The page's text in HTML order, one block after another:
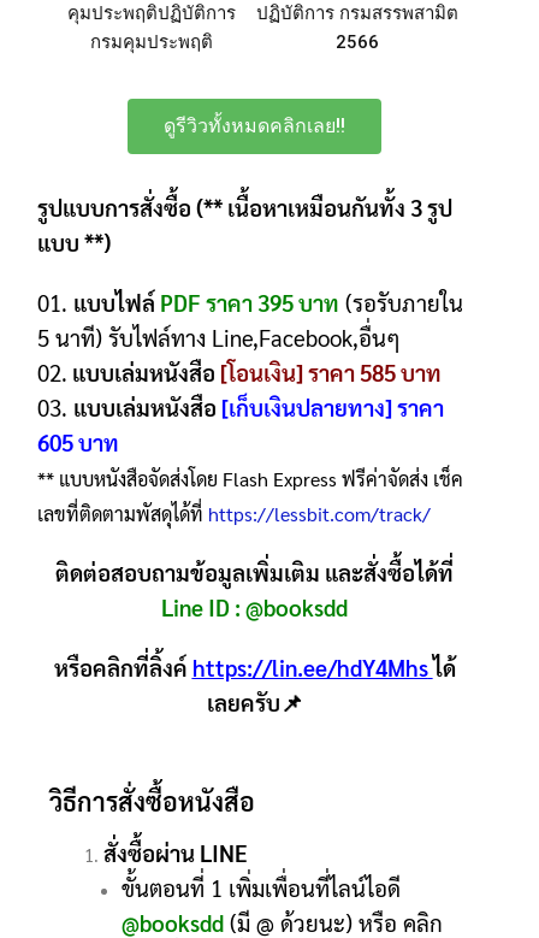
คุมประพฤติปฏิบัติการ
กรมคุมประพฤติ
ปฏิบัติการ กรมสรรพสามิต
2566
ดูรีวิวทั้งหมดคลิกเลย!!
รูปแบบการสั่งซื้อ (** เนื้อหาเหมือนกันทั้ง 3 รูป
แบบ **)
01. แบบไฟล์ PDF ราคา 395 บาท (รอรับภายใน
5 นาที) รับไฟล์ทาง Line,Facebook,อื่นๆ
02. แบบเล่มหนังสือ [โอนเงิน] ราคา 585 บาท
03. แบบเล่มหนังสือ [เก็บเงินปลายทาง] ราคา
605 บาท
** แบบหนังสือจัดส่งโดย Flash Express ฟรีค่าจัดส่ง เช็ค
เลขที่ติดตามพัสดุได้ที่ https://lessbit.com/track/
ติดต่อสอบถามข้อมูลเพิ่มเติม และสั่งซื้อได้ที่
Line ID :@booksdd
หรือคลิกที่ลิ้งค์ https://lin.ee/hdY4Mhsได้
เลยครับ📌
วิธีการสั่งซื้อหนังสือ
สั่งซื้อผ่าน LINE
ขั้นตอนที่ 1 เพิ่มเพื่อนที่ไลน์ไอดี
@booksdd (มี @ ด้วยนะ) หรือ คลิก